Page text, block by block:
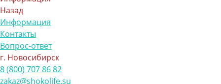
Назад
Информация
Контакты
Вопрос-ответ
г. Новосибирск
8 (800) 707 86 82
zakaz@shokolife.su